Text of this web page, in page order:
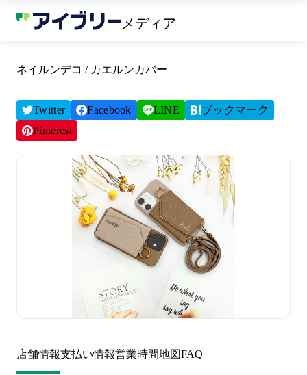
メディア
ネイルンデコ / カエルンカバー
Twitter Facebook LINE
ブックマーク
Pinterest
店舗情報支払い情報営業時間地図FAQ